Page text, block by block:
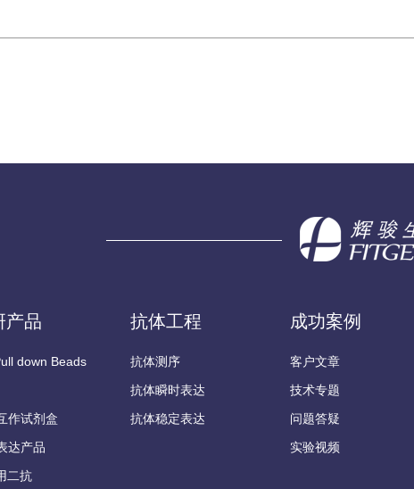
产品
down Beads
作试剂盒
达产品
二抗
抗体工程
抗体测序
抗体瞬时表达
抗体稳定表达
成功案例
客户文章
技术专题
问题答疑
实验视频